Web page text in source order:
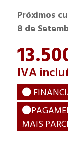
Próximos
8 de
IVA
MAIS